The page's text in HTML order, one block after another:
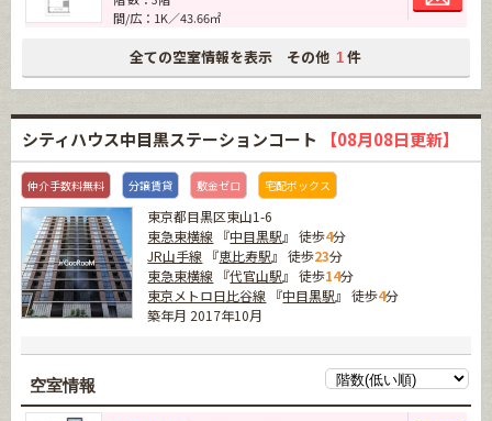
間/広：1K／43.66㎡
全ての空室情報を表示 その他 1 件
シティハウス中目黒ステーションコート 【08月08日更新】
仲介手数料無料 分譲賃貸 敷金ゼロ 宅配ボックス
東京都目黒区東山1-6
東急東横線 『中目黒駅』 徒歩4分
JR山手線 『恵比寿駅』 徒歩23分
東急東横線 『代官山駅』 徒歩14分
東京メトロ日比谷線 『中目黒駅』 徒歩4分
築年月 2017年10月
空室情報